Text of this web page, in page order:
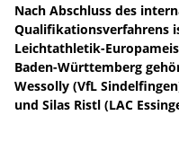
Nach Abschluss des
Qualifikationsverfahrens
Leichtathletik-
Baden-Württemberg
Wessolly (VfL
und Silas Ristl (LAC